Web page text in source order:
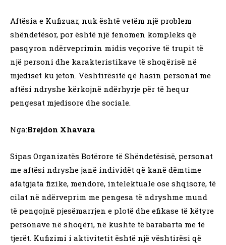
Aftësia e Kufizuar, nuk është vetëm një problem
shëndetësor, por është një fenomen kompleks që
pasqyron ndërveprimin midis veçorive të trupit të
një personi dhe karakteristikave të shoqërisë në
mjediset ku jeton. Vështirësitë që hasin personat me
aftësi ndryshe kërkojnë ndërhyrje për të hequr
pengesat mjedisore dhe sociale.
Nga:Brejdon Xhavara
Sipas Organizatës Botërore të Shëndetësisë, personat
me aftësi ndryshe janë individët që kanë dëmtime
afatgjata fizike, mendore, intelektuale ose shqisore, të
cilat në ndërveprim me pengesa të ndryshme mund
të pengojnë pjesëmarrjen e plotë dhe efikase të këtyre
personave në shoqëri, në kushte të barabarta me të
tjerët. Kufizimi i aktivitetit është një vështirësi që